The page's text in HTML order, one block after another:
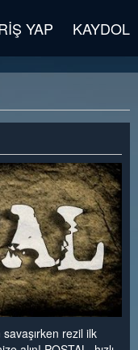
YAP KAYDOL
rezil ilk